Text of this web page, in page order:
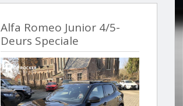
Alfa Romeo Junior 4/5-
Deurs Speciale